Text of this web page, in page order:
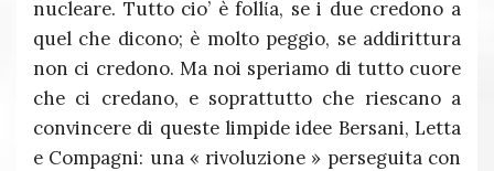
nucleare. Tutto cio’ è follίa, se i due credono a
quel che dicono; è molto peggio, se addirittura
non ci credono. Ma noi speriamo di tutto cuore
che ci credano, e soprattutto che riescano a
convincere di queste limpide idee Bersani, Letta
e Compagni: una « rivoluzione » perseguita con